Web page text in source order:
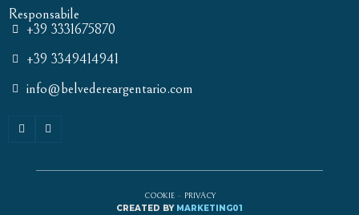
Responsabile
+39 3331675870
+39 3349414941
info@belvedereargentario.com
CREATED BY MARKETING01
COOKIE – PRIVACY